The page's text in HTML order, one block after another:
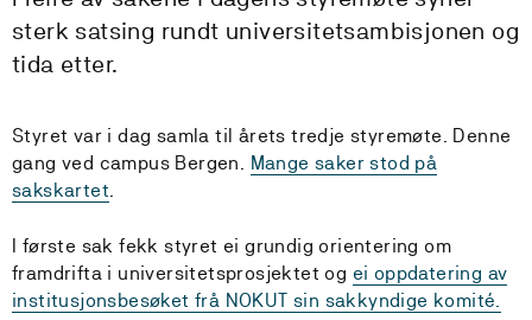
sterk satsing rundt universitetsambisjonen og
tida etter.
Styret var i dag samla til årets tredje styremøte. Denne
gang ved campus Bergen. Mange saker stod på
sakskartet
I første sak fekk styret ei grundig orientering om
framdrifta i universitetsprosjektet og ei oppdatering av
institusjonsbesøket frå NOKUT sin sakkyndige komité.